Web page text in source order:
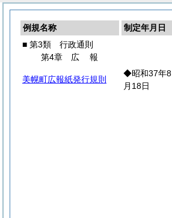
例規名称 制定年月日
■ 第3類 行政通則
第4章 広報
美幌町広報紙発行規則
◆昭和37年8
月18日